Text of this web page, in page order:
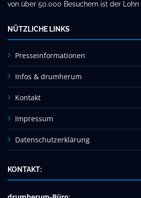
von über 50.000 Besuchern ist der Lohn
NÜTZLICHE LINKS
Presseinformationen
Infos & drumherum
Kontakt
Impressum
Datenschutzerklärung
KONTAKT: